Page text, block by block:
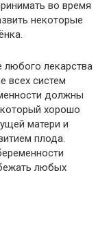
во время
некоторые
любого лекарства
всех систем
должны
хорошо
матери и
плода.
любых